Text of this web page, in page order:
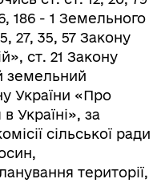
186 - 1 Земельного
27, 35, 57 Закону
ст. 21 Закону
земельний
України «Про
Україні», за
сільської ради
території,